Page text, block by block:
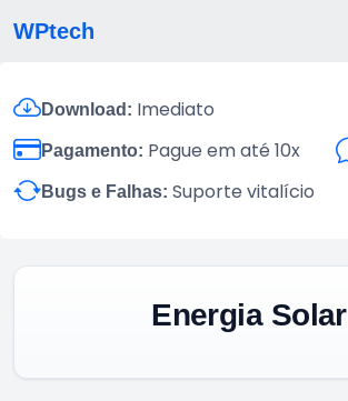
WPtech
Download: Imediato
Pagamento: Pague em até 10x
Bugs e Falhas: Suporte vitalício
Energia Solar